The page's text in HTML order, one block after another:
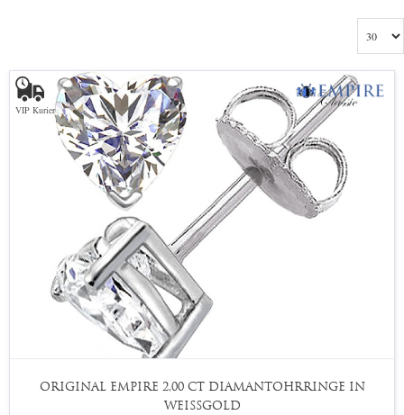
VIP Kurier
ORIGINAL EMPIRE 2,00 CT DIAMANTOHRRINGE IN
WEISSGOLD